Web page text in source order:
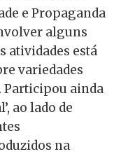
e Propaganda
alguns
atividades está
variedades
Participou ainda
ao lado de
na